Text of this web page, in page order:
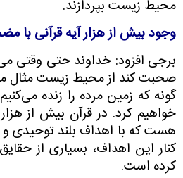
محیط زیست بپردازند.
وجود بیش از هزار آیه قرآنی
برجی افزود: خداوند حتی
صحبت کند از محیط زیست مثال
گونه که زمین مرده را زنده
خواهیم کرد. در قرآن بیش از
هست که با اهداف بلند توحیدی
کنار این اهداف، بسیاری از
کرده است.